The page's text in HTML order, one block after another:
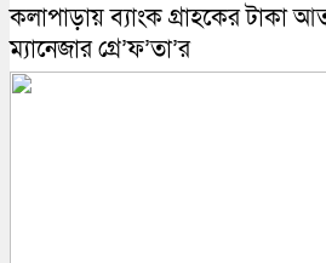
কলাপাড়ায় ব্যাংক গ্রাহকের টাকা
ম্যানেজার গ্রে’ফ’তা’র